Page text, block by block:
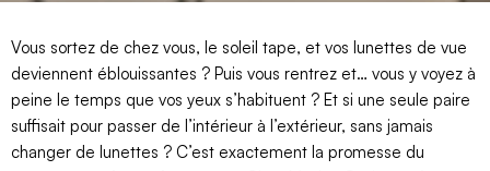
Vous sortez de chez vous, le soleil tape, et vos lunettes de vue
deviennent éblouissantes ? Puis vous rentrez et… vous y voyez à
peine le temps que vos yeux s’habituent ? Et si une seule paire
suffisait pour passer de l’intérieur à l’extérieur, sans jamais
changer de lunettes ? C’est exactement la promesse du